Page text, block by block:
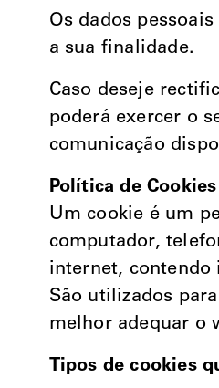
Os dados
a sua finalidade.
Caso deseje
poderá exercer o
comunicação
Política de Cookies
Um cookie é um
computador,
internet, contendo
São utilizados
melhor adequar o
Tipos de cookies